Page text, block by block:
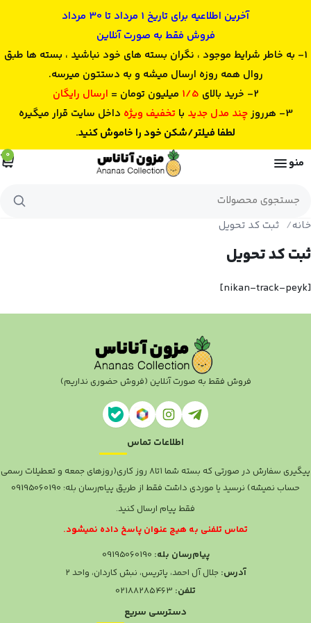
آخرین اطلاعیه برای تاریخ 1 مرداد تا 30 مرداد
فروش فقط به صورت آنلاین
1- به خاطر شرایط موجود ، نگران بسته های خود نباشید ، بسته ها طبق
روال همه روزه ارسال میشه و به دستتون میرسه.
2- خرید بالای
1/5 میلیون تومان = ارسال رایگان
3- هرروز
چند مدل جدید با تخفیف ویژه داخل سایت قرار میگیره
لطفا فیلتر/شکن خود را خاموش کنید.
جستجوی
محصولات
0
منو
خانه ثبت کد تحویل
ثبت کد تحویل
[nikan-track-peyk]
فروش فقط به صورت آنلاین (فروش حضوری نداریم)
اطلاعات تماس
پیگیری سفارش در صورتی که بسته شما ۱تا۸ روز کاری(روزهای جمعه و تعطیلات رسمی
حساب نمیشه) نرسید یا موردی داشت فقط از طریق پیام‌رسان بله: 09195060190
فقط پیام ارسال کنید.
تماس تلفنی به هیچ عنوان پاسخ داده نمیشود.
پیام‌رسان بله:
آدرس: جلال آل احمد، پاتریس، نبش کاردان، واحد ۲
تلفن:
دسترسی سریع